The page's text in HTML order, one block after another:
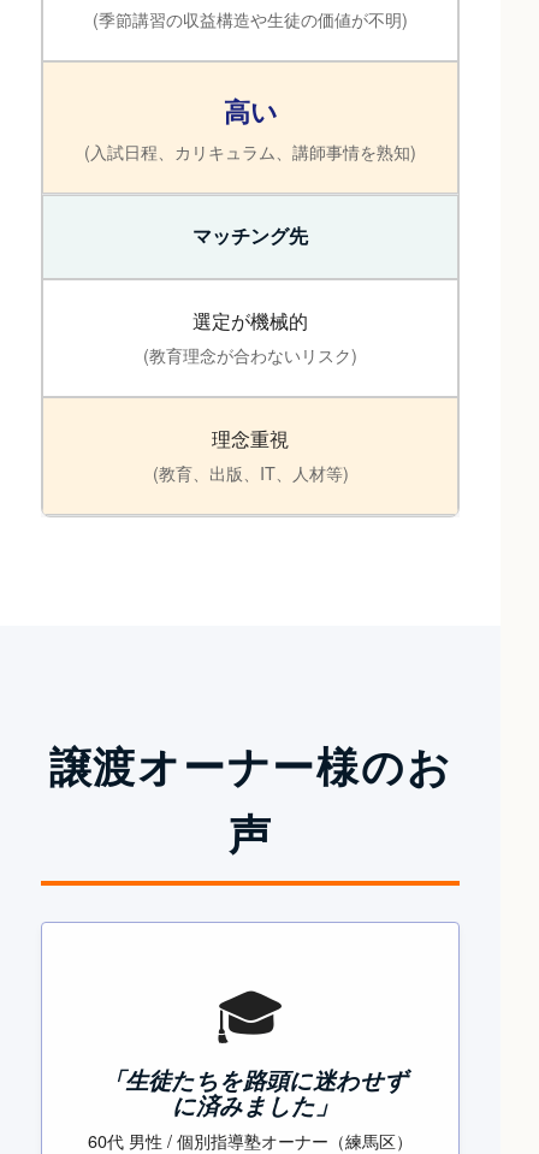
(季節講習の収益構造や生徒の価値が不明)
高い
(入試日程、カリキュラム、講師事情を熟知)
マッチング先
選定が機械的
(教育理念が合わないリスク)
理念重視
(教育、出版、IT、人材等)
譲渡オーナー様のお
声
🎓
「生徒たちを路頭に迷わせず
に済みました」
60代 男性 / 個別指導塾オーナー（練馬区）